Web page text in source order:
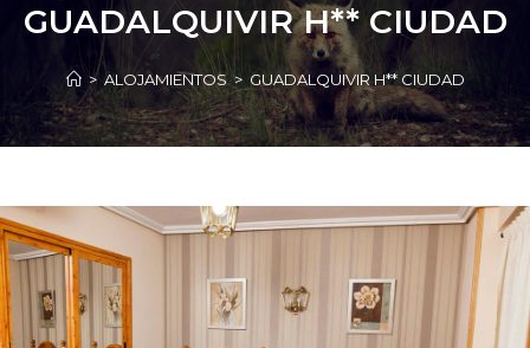
GUADALQUIVIR H** CIUDAD
> ALOJAMIENTOS > GUADALQUIVIR H** CIUDAD